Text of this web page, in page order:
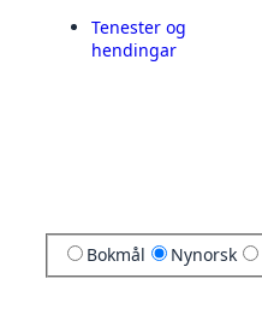
Tenester og
hendingar
Bokmål Nynorsk